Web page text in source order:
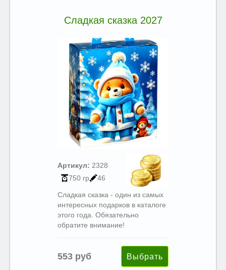
Сладкая сказка 2027
Артикул: 2328
750 гр
46
Сладкая сказка - один из самых
интересных подарков в каталоге
этого года. Обязательно
обратите внимание!
553 руб